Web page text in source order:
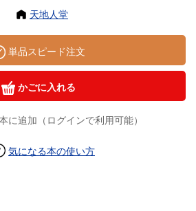
天地人堂
単品スピード注文
かごに入れる
に追加（ログインで利用可能）
気になる本の使い方